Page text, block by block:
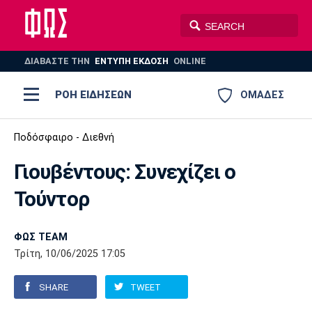
ΔΙΑΒΑΣΤΕ THN ΕΝΤΥΠΗ ΕΚΔΟΣΗ ONLINE
ΟΜΑΔΕΣ
ΡΟΗ ΕΙΔΗΣΕΩΝ
ΠΟΔΟΣΦΑΙΡΟ
ΠΟΛΟ
AUTO-MOTO
Ποδόσφαιρο
Super League 1
Super League 2
Γ Εθνική
Ελλάδα
Μπάσκετ
Ελλάδα
Εθνική
EuroLeague
Ολυμπιακοί Αγώνες
Βόλεϊ
Πόλο
Ολυμπιακός
Παναθηναϊκός Ατρόμητος
Ποδόσφαιρο - Διεθνή
Γιουβέντους: Συνεχίζει ο
Τούντορ
ΦΩΣ TEAM
Τρίτη, 10/06/2025 17:05
SHARE TWEET